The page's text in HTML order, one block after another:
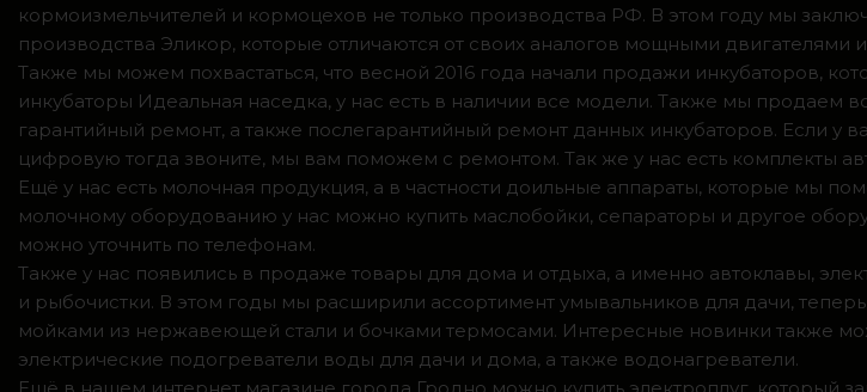
кормоизмельчителей и кормоцехов не только производства РФ. В этом году мы
производства Эликор, которые отличаются от своих аналогов мощными двигателями
Также мы можем похвастаться, что весной 2016 года начали продажи инкубаторов,
инкубаторы Идеальная наседка, у нас есть в наличии все модели. Также мы
гарантийный ремонт, а также послегарантийный ремонт данных инкубаторов. Если у
цифровую тогда звоните, мы вам поможем с ремонтом. Так же у нас есть комплекты
Ещё у нас есть молочная продукция, а в частности доильные аппараты, которые мы
молочному оборудованию у нас можно купить маслобойки, сепараторы и другое
можно уточнить по телефонам.
Также у нас появились в продаже товары для дома и отдыха, а именно автоклавы,
и рыбочистки. В этом годы мы расширили ассортимент умывальников для дачи,
мойками из нержавеющей стали и бочками термосами. Интересные новинки также
электрические подогреватели воды для дачи и дома, а также водонагреватели.